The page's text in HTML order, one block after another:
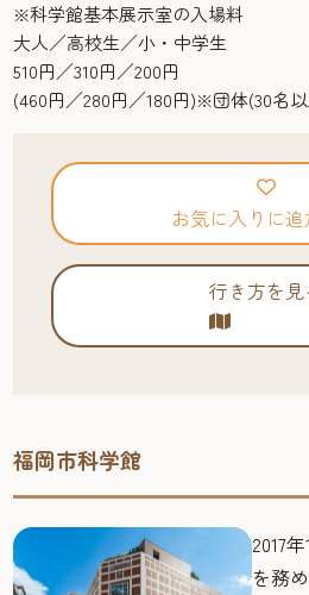
※科学館基本展示室の入場料
大人／高校生／小・中学生
510円／310円／200円
(460円／280円／180円)※団体(30名
お気に入りに追
行き方を見
福岡市科学館
2017
を務